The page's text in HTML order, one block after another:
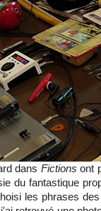
dans Fictions ont
du fantastique
les phrases